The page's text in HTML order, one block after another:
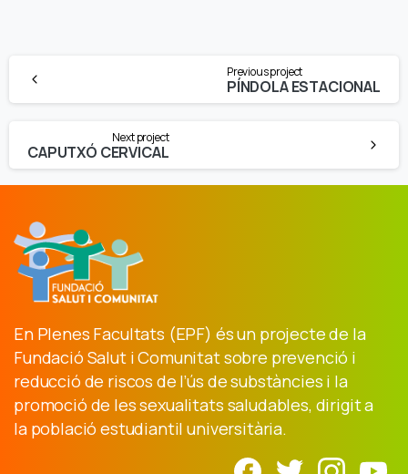
Reading
Previous project
PÍNDOLA ESTACIONAL
Next project
CAPUTXÓ CERVICAL
En Plenes Facultats (EPF) és un projecte de la
Fundació Salut i Comunitat sobre prevenció i
reducció de riscos de l’ús de substàncies i la
promoció de les sexualitats saludables, dirigit a
la població estudiantil universitària.